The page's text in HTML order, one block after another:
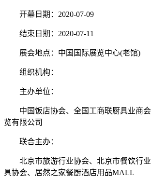
开幕日期：2020-07-09
结束日期：2020-07-11
展会地点：中国国际展览中心(老馆)
组织机构：
主办单位：
中国饭店协会、全国工商联厨具业商会
览有限公司
联合主办：
北京市旅游行业协会、北京市餐饮行业
具协会、居然之家餐厨酒店用品MALL